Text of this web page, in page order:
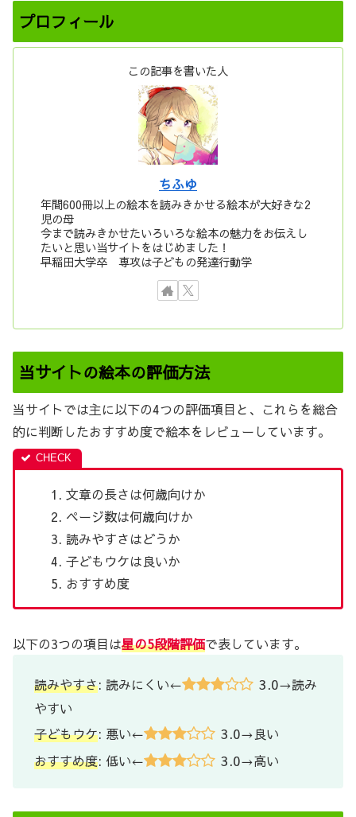
プロフィール
この記事を書いた人
ちふゆ
年間600冊以上の絵本を読みきかせる絵本が大好きな2
児の母
今まで読みきかせたいろいろな絵本の魅力をお伝えし
たいと思い当サイトをはじめました！
早稲田大学卒 専攻は子どもの発達行動学
当サイトの絵本の評価方法
当サイトでは主に以下の4つの評価項目と、これらを総合
的に判断したおすすめ度で絵本をレビューしています。
文章の長さは何歳向けか
ページ数は何歳向けか
読みやすさはどうか
子どもウケは良いか
おすすめ度
以下の3つの項目は星の5段階評価で表しています。
読みやすさ: 読みにくい← 3.0→読み
やすい
子どもウケ: 悪い← 3.0→良い
おすすめ度: 低い← 3.0→高い